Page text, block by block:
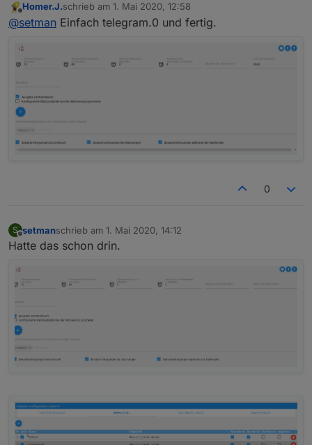
Welche Einstellungen muss ich vornehmen.
Danke
Offline
Homer.J.schrieb am 1. Mai 2020, 12:58
zuletzt editiert von
@setman Einfach telegram.0 und fertig.
0
S
Offline
setmanschrieb am 1. Mai 2020, 14:12
zuletzt editiert von
Hatte das schon drin.